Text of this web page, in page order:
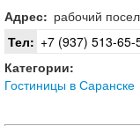
Адрес: рабочий
Тел: +7 (937) 513-65-
Категории:
Гостиницы в Саранске